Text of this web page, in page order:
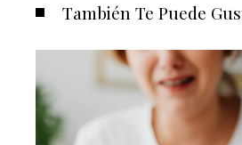
También Te Puede